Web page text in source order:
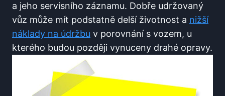
a jeho servisního záznamu. Dobře udržovaný
vůz může mít podstatně delší životnost a nižší
náklady na údržbu v porovnání s vozem, u
kterého budou později vynuceny drahé opravy.